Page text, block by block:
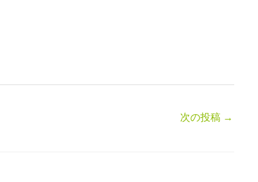
次の投稿 →